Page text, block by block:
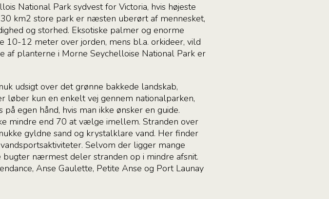
National Park sydvest for Victoria, hvis højeste
km2 store park er næsten uberørt af mennesket,
og storhed. Eksotiske palmer og enorme
12 meter over jorden, mens bl.a. orkideer, vild
planterne i Morne Seychelloise National Park er
udsigt over det grønne bakkede landskab,
løber kun en enkelt vej gennem nationalparken,
egen hånd, hvis man ikke ønsker en guide.
mindre end 70 at vælge imellem. Stranden over
gyldne sand og krystalklare vand. Her finder
Selvom der ligger mange
nærmest deler stranden op i mindre afsnit.
Anse Gaulette, Petite Anse og Port Launay